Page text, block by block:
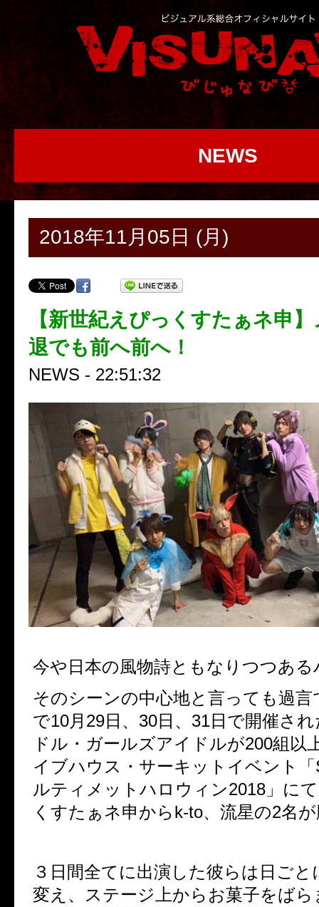
NEWS
2018年11月05日 (月)
【新世紀えぴっくすたぁネ申
退でも前へ前へ！
NEWS - 22:51:32
今や日本の風物詩ともなりつつあ
そのシーンの中心地と言っても過
で10月 29日、 30日、 31日で開催さ
ドル・ガールズアイドルが200組以
イブハウス・サーキットイベント「
ルティメットハロウィン2018 」に
くすたぁネ申からk-to、流星の2名
３日間全てに出演した彼らは日ごと
変え、ステージ上からお菓子をば